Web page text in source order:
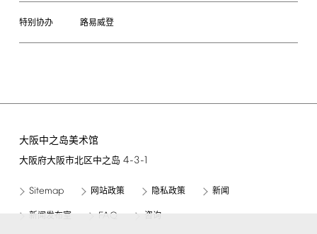
特别协办 路易威登
大阪中之岛美术馆
大阪府大阪市北区中之岛 4-3-1
Sitemap 网站政策 隐私政策 新闻
新闻发布室 FAQ 咨询